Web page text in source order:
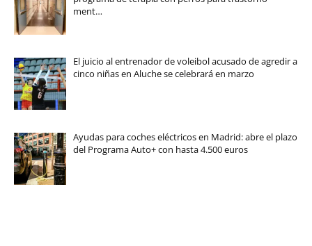
ment…
El juicio al entrenador de voleibol acusado de agredir a
cinco niñas en Aluche se celebrará en marzo
Ayudas para coches eléctricos en Madrid: abre el plazo
del Programa Auto+ con hasta 4.500 euros